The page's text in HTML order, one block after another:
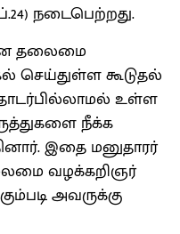
நடைபெற்றது.
தலைமை
செய்துள்ள கூடுதல்
உள்ள
நீக்க
இதை மனுதாரர்
வழக்கறிஞர்
அவருக்கு